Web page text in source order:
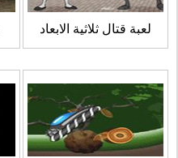
لعبة قتال ثلاثية الابعاد